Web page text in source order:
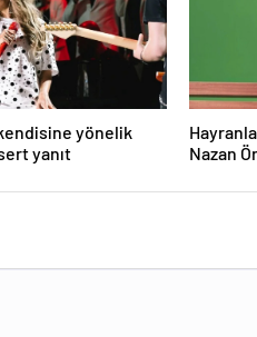
yönelik
yanıt
Nazan